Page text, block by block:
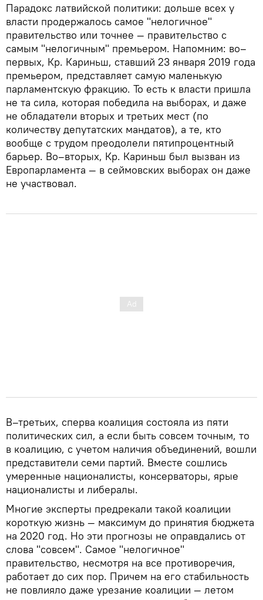
Парадокс латвийской политики: дольше всех у
власти продержалось самое "нелогичное"
правительство или точнее — правительство с
самым "нелогичным" премьером. Напомним: во–
первых, Кр. Кариньш, ставший 23 января 2019 года
премьером, представляет самую маленькую
парламентскую фракцию. То есть к власти пришла
не та сила, которая победила на выборах, и даже
не обладатели вторых и третьих мест (по
количеству депутатских мандатов), а те, кто
вообще с трудом преодолели пятипроцентный
барьер. Во–вторых, Кр. Кариньш был вызван из
Европарламента — в сеймовских выборах он даже
не участвовал.
В–третьих, сперва коалиция состояла из пяти
политических сил, а если быть совсем точным, то
в коалицию, с учетом наличия объединений, вошли
представители семи партий. Вместе сошлись
умеренные националисты, консерваторы, ярые
националисты и либералы.
Многие эксперты предрекали такой коалиции
короткую жизнь — максимум до принятия бюджета
на 2020 год. Но эти прогнозы не оправдались от
слова "совсем". Самое "нелогичное"
правительство, несмотря на все противоречия,
работает до сих пор. Причем на его стабильность
не повлияло даже урезание коалиции — летом